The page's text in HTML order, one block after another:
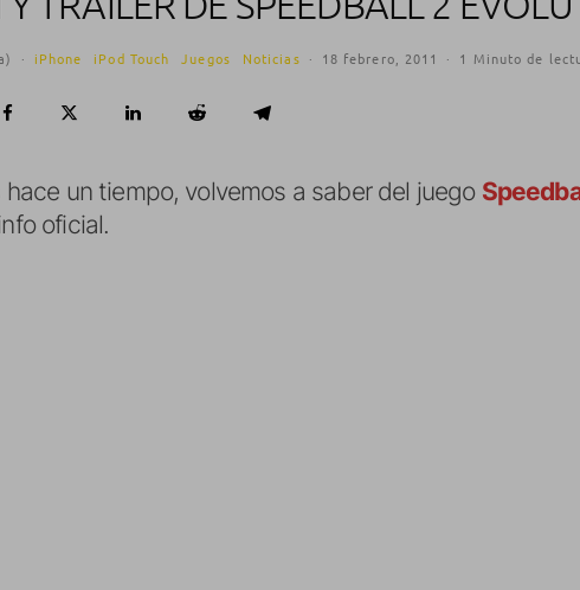
· iPhone iPod Touch Juegos Noticias · 18 febrero, 2011 · 1 Minuto de
un tiempo, volvemos a saber del juego
oficial.